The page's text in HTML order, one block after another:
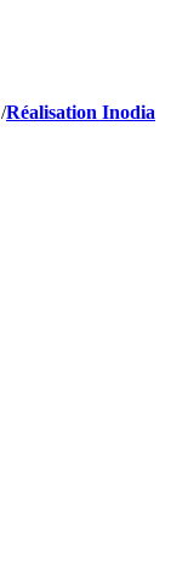
/Réalisation Inodia